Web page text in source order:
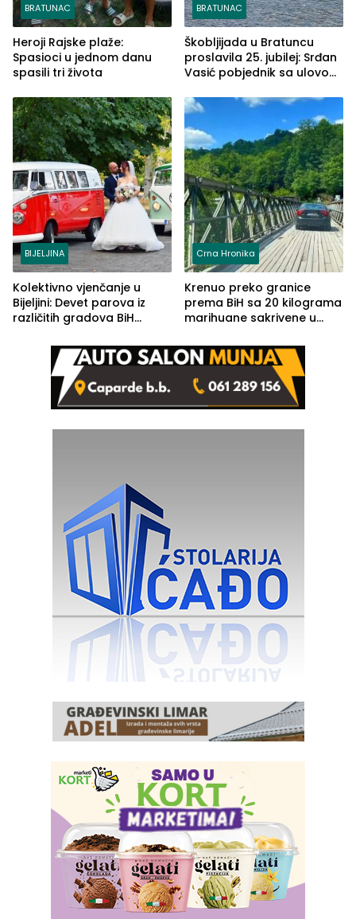
BRATUNAC
Heroji Rajske plaže:
Spasioci u jednom danu
spasili tri života
BRATUNAC
Škobljijada u Bratuncu
proslavila 25. jubilej: Srđan
Vasić pobjednik sa ulovom
BIJELJINA
Kolektivno vjenčanje u
Bijeljini: Devet parova iz
različitih gradova BiH
Crna Hronika
Krenuo preko granice
prema BiH sa 20 kilograma
marihuane sakrivene u